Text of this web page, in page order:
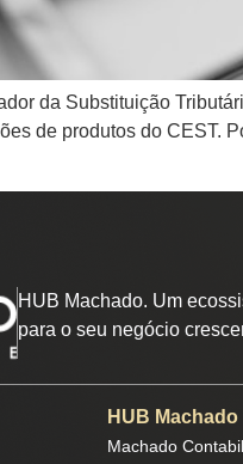
da Substituição
de produtos do CEST.
HUB Machado. Um
para o seu negócio
HUB Machado
Machado